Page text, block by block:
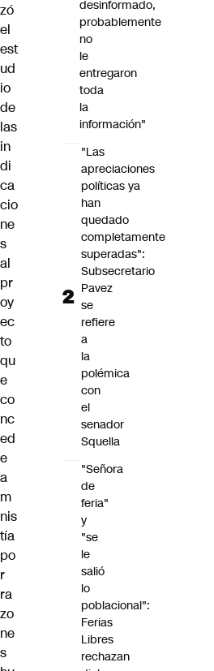
zó
el
est
ud
io
de
las
in
di
ca
cio
ne
s
al
pr
oy
ec
to
qu
e
co
nc
ed
e
a
m
nis
tía
po
r
ra
zo
ne
s
desinformado,
probablemente
no
le
entregaron
toda
la
información"
"Las
apreciaciones
políticas ya
han
quedado
completamente
superadas":
Subsecretario
Pavez
se
refiere
a
la
polémica
con
el
senador
Squella
"Señora
de
feria"
y
"se
le
salió
lo
poblacional":
Ferias
Libres
rechazan